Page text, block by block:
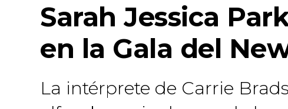
Sarah Jessica
en la Gala del
La intérprete de Carrie